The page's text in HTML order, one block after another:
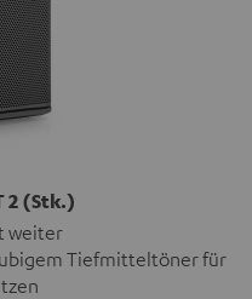
2 (Stk.)
weiter
Tiefmitteltöner für